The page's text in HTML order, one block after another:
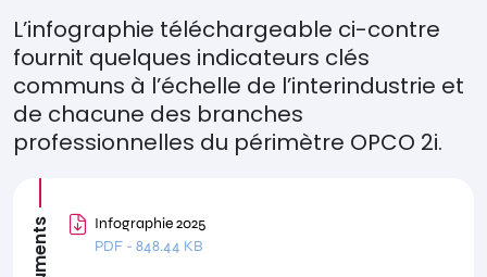
L’infographie téléchargeable ci-contre
fournit quelques indicateurs clés
communs à l’échelle de l’interindustrie et
de chacune des branches
professionnelles du périmètre OPCO 2i.
Infographie 2025
PDF - 848.44 KB